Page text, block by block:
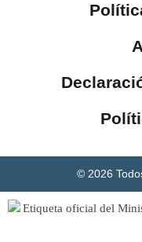
© 2026